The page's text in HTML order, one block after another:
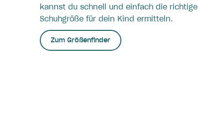
kannst du schnell und einfach die richtige
Schuhgröße für dein Kind ermitteln.
Zum Größenfinder